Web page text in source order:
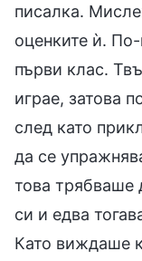
писалка.
оценките ѝ.
първи клас.
играе, затова
след като
да се
това трябваше
си и едва
Като виждаше